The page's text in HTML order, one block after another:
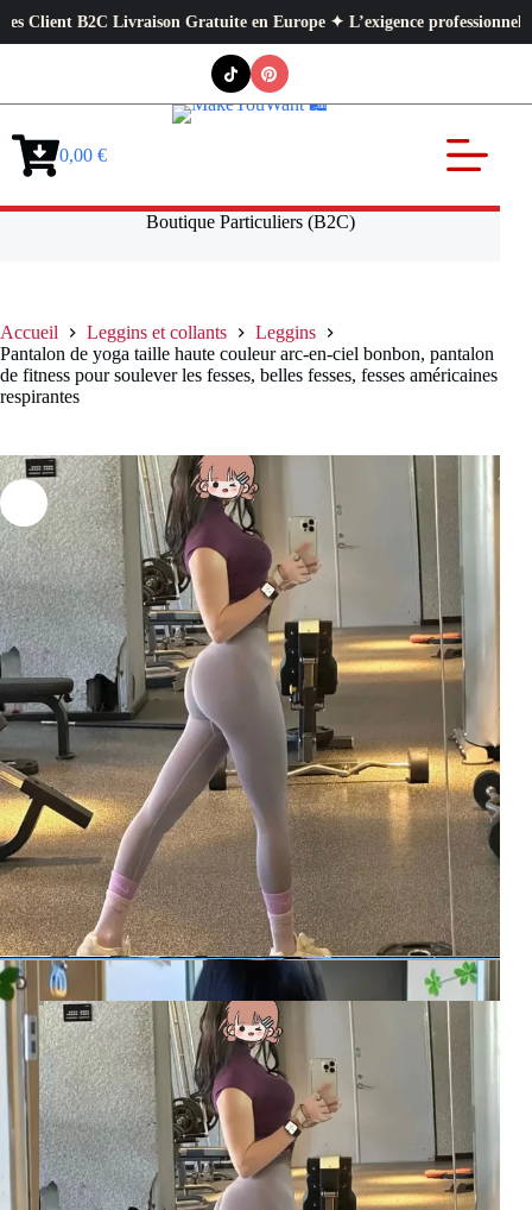
Livraison Gratuite en Europe ✦ L’exigence professionnelle au
Panier0,00 €
Boutique Particuliers (B2C)
Accueil Leggins et collants
Leggins
Pantalon de yoga taille haute couleur arc-en-ciel bonbon, pantalon
de fitness pour soulever les fesses, belles fesses, fesses américaines
respirantes